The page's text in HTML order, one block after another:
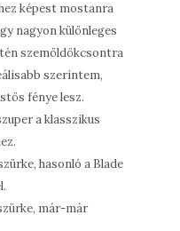
képest mostanra
nagyon különleges
szemöldökcsontra
szerintem,
fénye lesz.
a klasszikus
hasonló a Blade-
már-már